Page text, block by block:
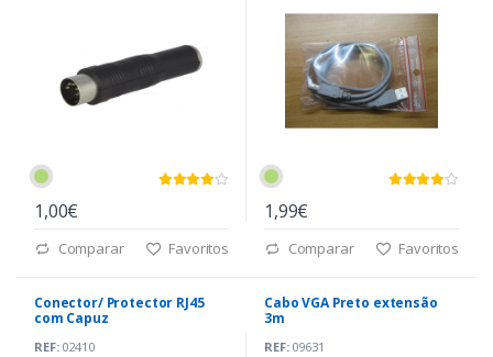
1,00€
Comparar Favoritos
1,99€
Comparar Favoritos
Conector/ Protector RJ45
com Capuz
REF:02410
Cabo VGA Preto extensão
3m
REF:09631